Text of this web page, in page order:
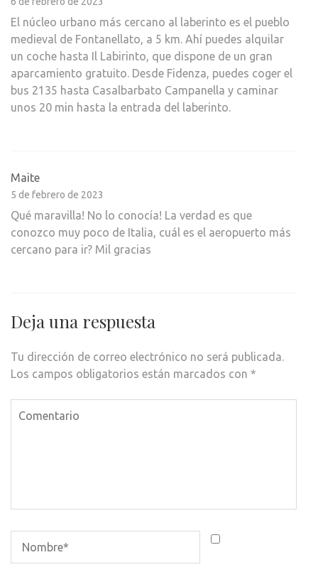
El núcleo urbano más cercano al laberinto es el pueblo
medieval de Fontanellato, a 5 km. Ahí puedes alquilar
un coche hasta Il Labirinto, que dispone de un gran
aparcamiento gratuito. Desde Fidenza, puedes coger el
bus 2135 hasta Casalbarbato Campanella y caminar
unos 20 min hasta la entrada del laberinto.
Maite
5 de febrero de 2023
Qué maravilla! No lo conocía! La verdad es que
conozco muy poco de Italia, cuál es el aeropuerto más
cercano para ir? Mil gracias
Deja una respuesta
Tu dirección de correo electrónico no será publicada.
Los campos obligatorios están marcados con *